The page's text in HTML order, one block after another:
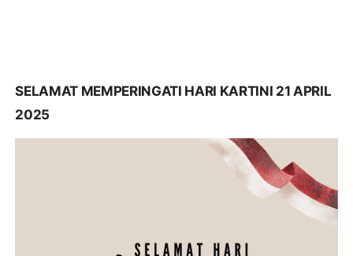
SELAMAT MEMPERINGATI HARI KARTINI 21 APRIL
2025